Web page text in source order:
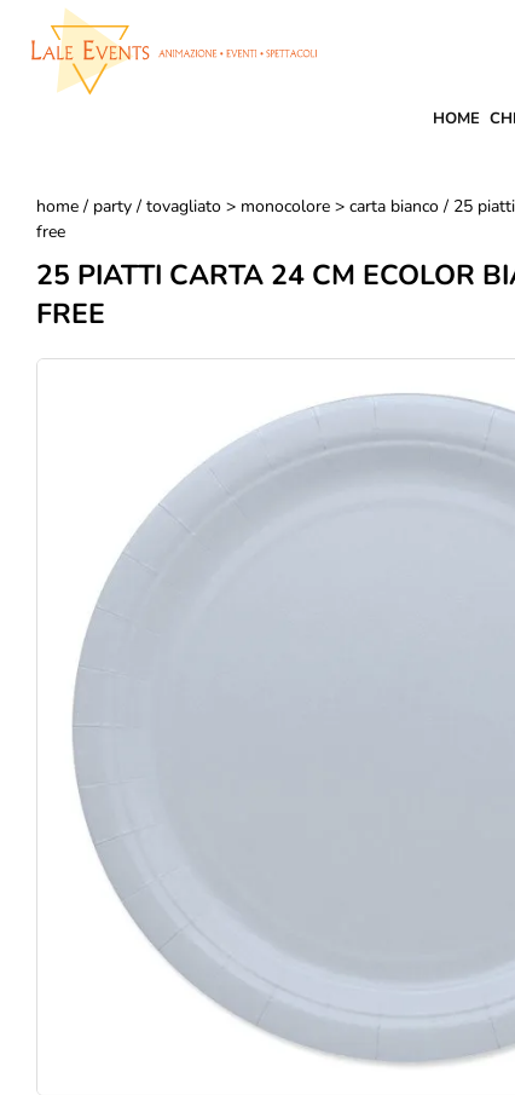
HOME
home / party / tovagliato > monocolore > carta bianco / 25
free
25 PIATTI CARTA 24 CM ECOLOR
FREE